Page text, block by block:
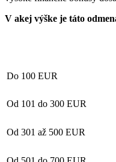
V akej výške je táto
Do 100 EUR
Od 101 do 300 EUR
Od 301 až 500 EUR